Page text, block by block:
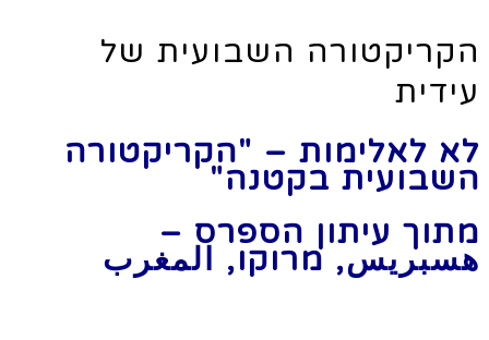
הקריקטורה השבועית של
עידית
לא לאלימות – "הקריקטורה
השבועית בקטנה"
מתוך עיתון הספרס –
هسبريس, מרוקו, المغرب